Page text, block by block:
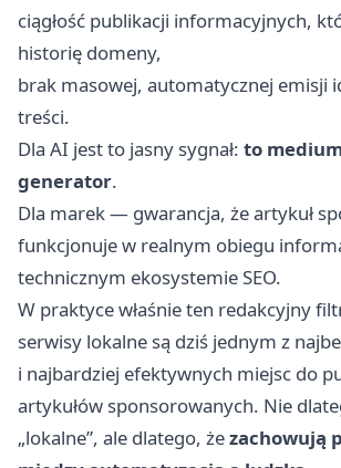
ciągłość publikacji informacyjnych,
historię domeny,
brak masowej, automatycznej emisji
treści.
Dla AI jest to jasny sygnał: to
generator.
Dla marek — gwarancja, że artykuł
funkcjonuje w realnym obiegu
technicznym ekosystemie SEO.
W praktyce właśnie ten redakcyjny
serwisy lokalne są dziś jednym z
i najbardziej efektywnych miejsc do
artykułów sponsorowanych. Nie
„lokalne”, ale dlatego, żezachowują